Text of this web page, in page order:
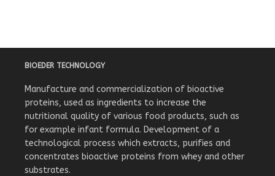
BIOEDER TECHNOLOGY
Manufacture and commercialization of bioactive
proteins, used as ingredients to increase the
nutritional quality of various food products, such as
for example infant formula. Development of a
technological process which extracts, purifies and
concentrates bioactive proteins from whey and other
substrates.